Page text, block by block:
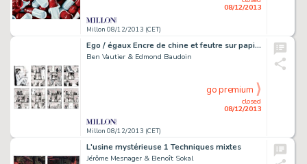
Millon 08/12/2013 (CET)
08/12/2013
Ego / égaux Encre de chine et feutre sur papier
Ben Vautier & Edmond Baudoin
Millon 08/12/2013 (CET)
closed
08/12/2013
go premium
L'usine mystérieuse 1 Techniques mixtes
Jérôme Mesnager & Benoît Sokal